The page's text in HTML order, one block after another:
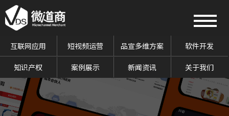
互联网应用 短视频运营 品宣多维方案 软件开发
知识产权 案例展示 新闻资讯 关于我们